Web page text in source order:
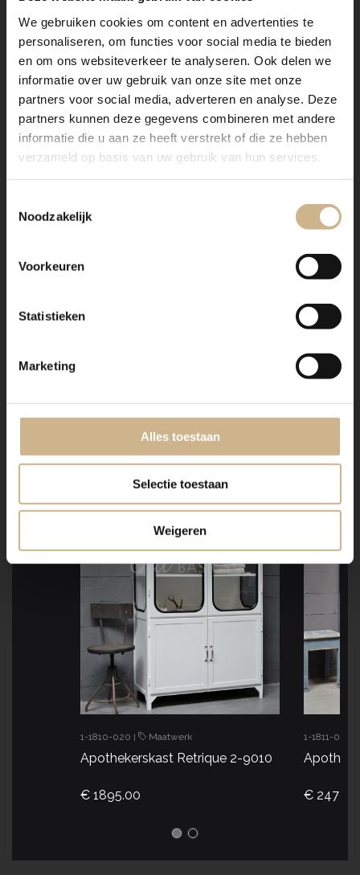
We gebruiken cookies om content en advertenties te
personaliseren, om functies voor social media te bieden
en om ons websiteverkeer te analyseren. Ook delen we
informatie over uw gebruik van onze site met onze
partners voor social media, adverteren en analyse. Deze
partners kunnen deze gegevens combineren met andere
informatie die u aan ze heeft verstrekt of die ze hebben
verzameld op basis van uw gebruik van hun services.
Noodzakelijk
Voorkeuren
Statistieken
Marketing
Alles toestaan
Selectie toestaan
Weigeren
1-1810-020 | Maatwerk
Apothekerskast Retrique 2-9010
€ 1895.00
1-1811-010
€